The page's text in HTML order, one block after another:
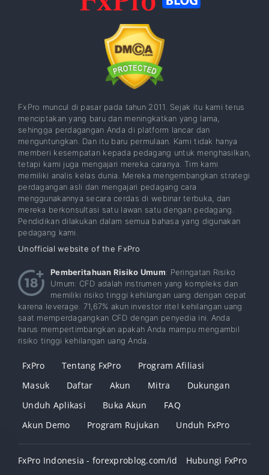
FxPro muncul di pasar pada tahun 2011. Sejak itu kami terus
menciptakan yang baru dan meningkatkan yang lama,
sehingga perdagangan Anda di platform lancar dan
menguntungkan. Dan itu baru permulaan. Kami tidak hanya
memberi kesempatan kepada pedagang untuk menghasilkan,
tetapi kami juga mengajari mereka caranya. Tim kami
memiliki analis kelas dunia. Mereka mengembangkan strategi
perdagangan asli dan mengajari pedagang cara
menggunakannya secara cerdas di webinar terbuka, dan
mereka berkonsultasi satu lawan satu dengan pedagang.
Pendidikan dilakukan dalam semua bahasa yang digunakan
pedagang kami.
Unofficial website of the FxPro
Pemberitahuan Risiko Umum: Peringatan Risiko
Umum: CFD adalah instrumen yang kompleks dan
memiliki risiko tinggi kehilangan uang dengan cepat
karena leverage. 71,67% akun investor ritel kehilangan uang
saat memperdagangkan CFD dengan penyedia ini. Anda
harus mempertimbangkan apakah Anda mampu mengambil
risiko tinggi kehilangan uang Anda.
FxPro Tentang FxPro
Program Afiliasi
Masuk
Daftar Akun Mitra
Dukungan
Unduh Aplikasi
Buka Akun
FAQ
Akun Demo
Program Rujukan Unduh FxPro
FxPro Indonesia - forexproblog.com/id Hubungi FxPro